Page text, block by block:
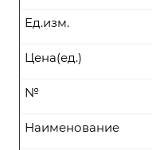
Ед.изм.
Цена(ед.)
№
Наименование